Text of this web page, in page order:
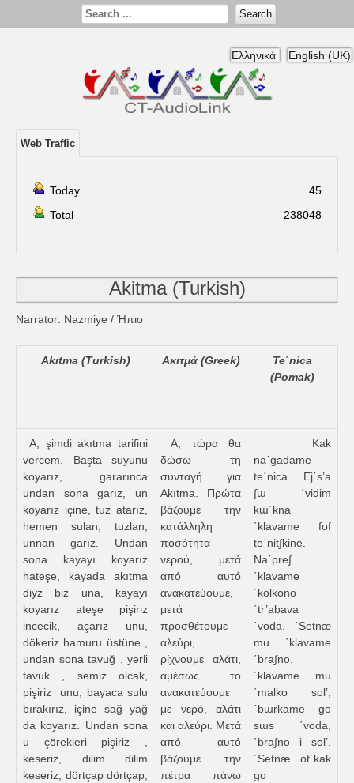
Search
Ελληνικά English (UK)
Web Traffic
Today
45
Total
238048
Akitma (Turkish)
Narrator: Nazmiye / Ήπιο
Akıtma (Turkish) Ακιτμά (Greek)
Te΄nica
(Pomak)
A, şimdi akıtma tarifini
vercem. Başta suyunu
koyarız, gararınca
undan sona garız, un
koyarız içine, tuz atarız,
hemen sulan, tuzlan,
unnan garız. Undan
sona kayayı koyarız
hateşe, kayada akıtma
diyz biz una, kayayı
koyarız ateşe pişiriz
incecik, açarız unu,
dökeriz hamuru üstüne ,
undan sona tavuğ , yerli
tavuk , semiz olcak,
pişiriz unu, bayaca sulu
bırakırız, içine sağ yağ
da koyarız. Undan sona
u çörekleri pişiriz ,
keseriz, dilim dilim
keseriz, dörtçap dörtçap,
Α, τώρα θα
δώσω τη
συνταγή για
Akıtma. Πρώτα
βάζουμε την
κατάλληλη
ποσότητα
νερού, μετά
από αυτό
ανακατεύουμε,
μετά
προσθέτουμε
αλεύρι,
ρίχνουμε αλάτι,
αμέσως το
ανακατεύουμε
με νερό, αλάτι
και αλεύρι. Μετά
από αυτό
βάζουμε την
πέτρα πάνω
Kak
na΄gadame
te΄nica. Ej΄s’a
∫ɯ ΄vidim
kɯ΄kna
΄klavame fof
te΄nit∫kine.
Na΄pre∫
΄klavame
΄kolkono
΄tr’abava
΄voda. ΄Setnæ
mu ΄klavame
΄bra∫no,
΄klavame mu
΄malko sol’,
΄bɯrkame go
sɯs ΄voda,
΄bra∫no i sol’.
΄Setnæ ot΄kak
go